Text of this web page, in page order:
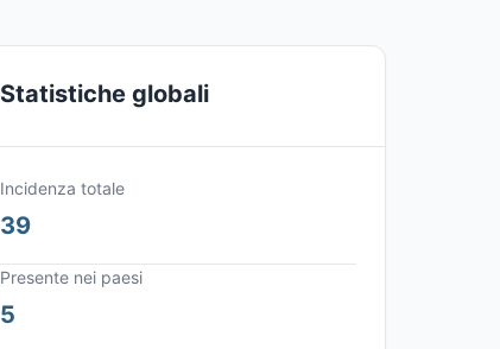
Statistiche globali
Incidenza totale
39
Presente nei paesi
5